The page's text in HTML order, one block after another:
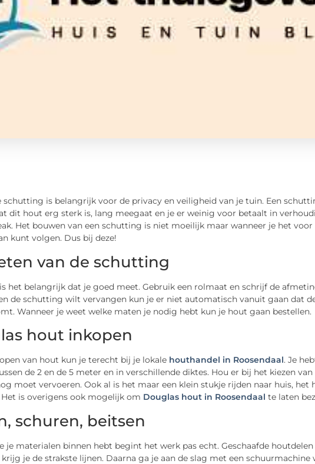
schutting is belangrijk voor de privacy en veiligheid van je tuin. Een
dit hout erg sterk is, lang meegaat en je er weinig voor betaalt in
Het bouwen van een schutting is niet moeilijk maar wanneer je het
kunt volgen. Dus bij deze!
van de schutting
het belangrijk dat je goed meet. Gebruik een rolmaat en schrijf de
de schutting wilt vervangen kun je er niet automatisch vanuit gaan dat
Wanneer je weet welke maten je nodig hebt kun je hout gaan bestellen.
hout inkopen
van hout kun je terecht bij je lokale houthandel in Roosendaal. Je
de 2 en de 5 meter en in verschillende diktes. Hou er bij het kiezen
moet vervoeren. Ook al is het maar een klein stukje rijden naar huis, het
is overigens ook mogelijk om Douglas hout in Roosendaal te laten
schuren, beitsen
je materialen binnen hebt begint het werk pas echt. Geschaafde
je de strakste lijnen. Daarna ga je aan de slag met een